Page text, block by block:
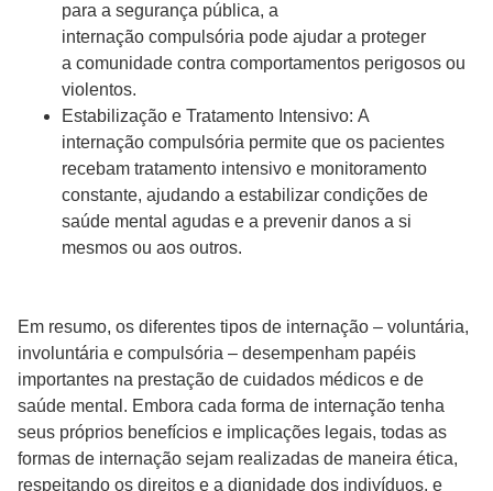
para a segurança pública, a
internação compulsória pode ajudar a proteger
a comunidade contra comportamentos perigosos ou
violentos.
Estabilização e Tratamento Intensivo: A
internação compulsória permite que os pacientes
recebam tratamento intensivo e monitoramento
constante, ajudando a estabilizar condições de
saúde mental agudas e a prevenir danos a si
mesmos ou aos outros.
Em resumo, os diferentes tipos de internação – voluntária,
involuntária e compulsória – desempenham papéis
importantes na prestação de cuidados médicos e de
saúde mental. Embora cada forma de internação tenha
seus próprios benefícios e implicações legais, todas as
formas de internação sejam realizadas de maneira ética,
respeitando os direitos e a dignidade dos indivíduos, e